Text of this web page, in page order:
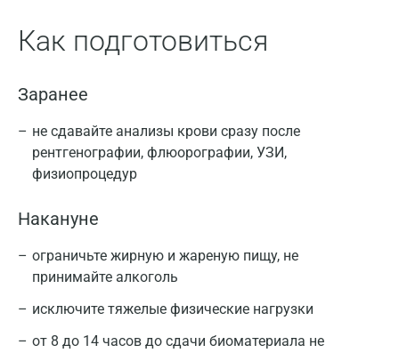
Как подготовиться
Заранее
не сдавайте анализы крови сразу после
рентгенографии, флюорографии, УЗИ,
физиопроцедур
Накануне
ограничьте жирную и жареную пищу, не
принимайте алкоголь
исключите тяжелые физические нагрузки
от 8 до 14 часов до сдачи биоматериала не